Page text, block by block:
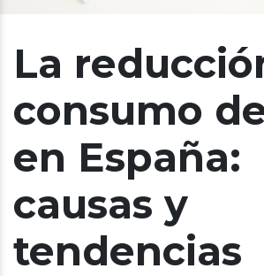
La
consumo
en España:
causas y
tendencias